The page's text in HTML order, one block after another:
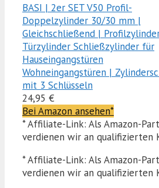
BASI | 2er SET V50 Profil-
Doppelzylinder 30/30 mm |
Gleichschließend |
Türzylinder Schließzylinder für
Hauseingangstüren
Wohneingangstüren |
mit 3 Schlüsseln
24,95 €
Bei Amazon ansehen*
* Affiliate-Link: Als Amazon-
verdienen wir an qualifizierten
* Affiliate-Link: Als Amazon-
verdienen wir an qualifizierten